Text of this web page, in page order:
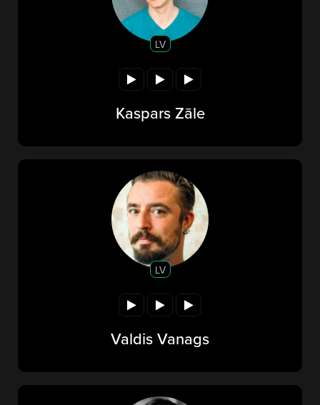
LV
Kaspars Zāle
LV
Valdis Vanags